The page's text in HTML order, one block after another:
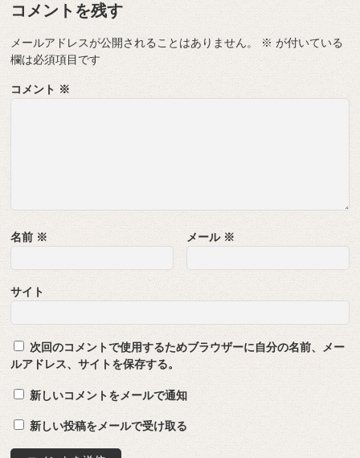
コメントを残す
メールアドレスが公開されることはありません。 ※ が付いている
欄は必須項目です
コメント ※
名前 ※ メール ※
サイト
次回のコメントで使用するためブラウザーに自分の名前、メー
ルアドレス、サイトを保存する。
新しいコメントをメールで通知
新しい投稿をメールで受け取る